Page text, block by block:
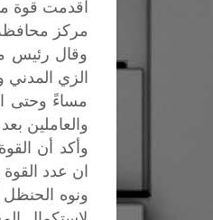
اقدمت قوة
مركز محافظة صلاح
وقال رئيس
الزي المدني
مساءً وحتى
والعاملين
وأكد أن
ان عدد القوة يبلغ 20 شخصا يستقلون 4
ونوه الحنظل